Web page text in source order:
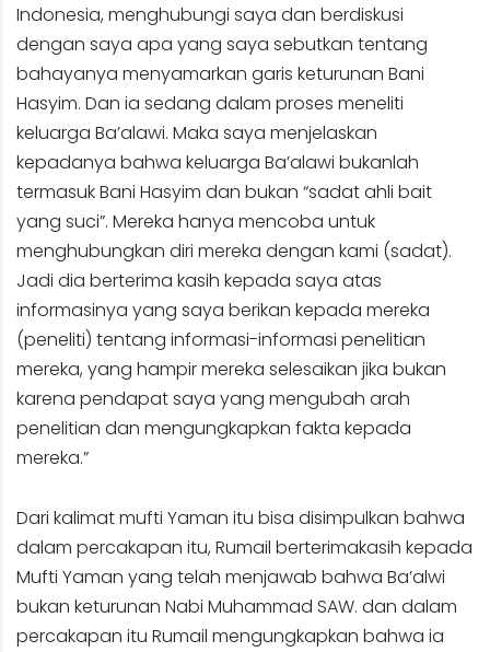
Indonesia, menghubungi saya dan berdiskusi
dengan saya apa yang saya sebutkan tentang
bahayanya menyamarkan garis keturunan Bani
Hasyim. Dan ia sedang dalam proses meneliti
keluarga Ba’alawi. Maka saya menjelaskan
kepadanya bahwa keluarga Ba’alawi bukanlah
termasuk Bani Hasyim dan bukan “sadat ahli bait
yang suci”. Mereka hanya mencoba untuk
menghubungkan diri mereka dengan kami (sadat).
Jadi dia berterima kasih kepada saya atas
informasinya yang saya berikan kepada mereka
(peneliti) tentang informasi-informasi penelitian
mereka, yang hampir mereka selesaikan jika bukan
karena pendapat saya yang mengubah arah
penelitian dan mengungkapkan fakta kepada
mereka.”
Dari kalimat mufti Yaman itu bisa disimpulkan bahwa
dalam percakapan itu, Rumail berterimakasih kepada
Mufti Yaman yang telah menjawab bahwa Ba’alwi
bukan keturunan Nabi Muhammad SAW. dan dalam
percakapan itu Rumail mengungkapkan bahwa ia